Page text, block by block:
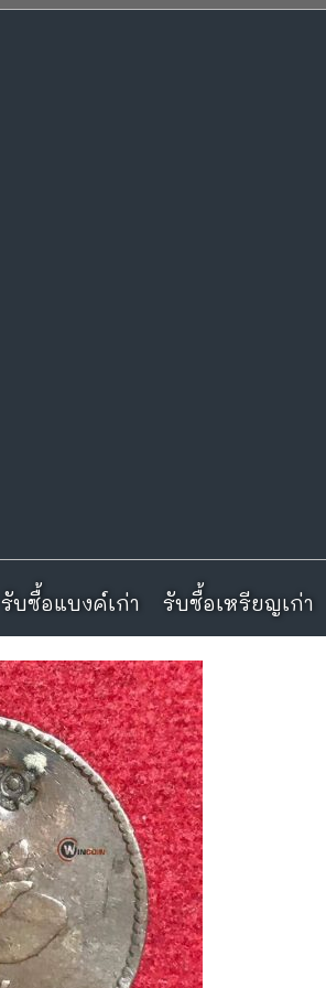
รับซื้อแบงค์เก่า รับซื้อเหรียญเก่า
รับซื้อแบงค์เก่า รับซื้อเหรียญเก่า